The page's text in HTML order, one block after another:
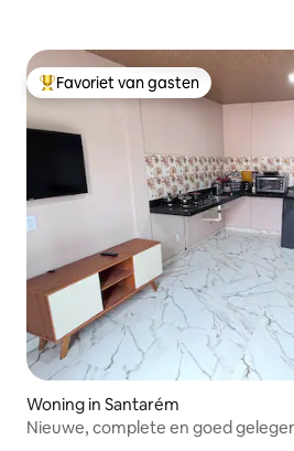
Topfavoriet van gasten
Favoriet van gasten
Woning in Santarém
Nieuwe, complete en goed